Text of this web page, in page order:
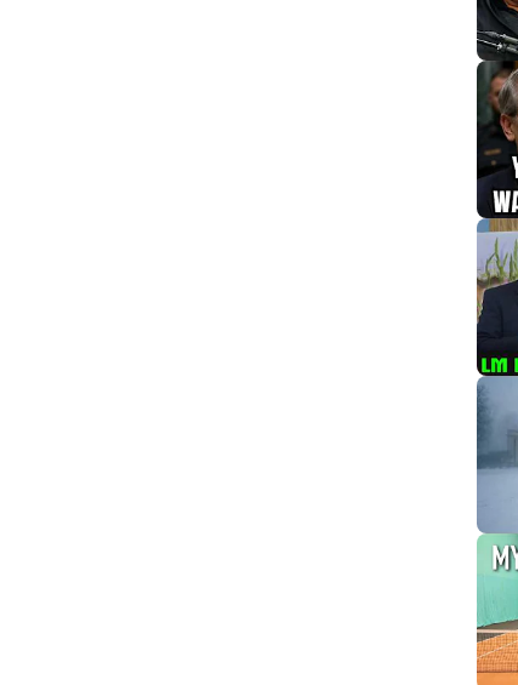
86
87
88
89
90
91
92
93